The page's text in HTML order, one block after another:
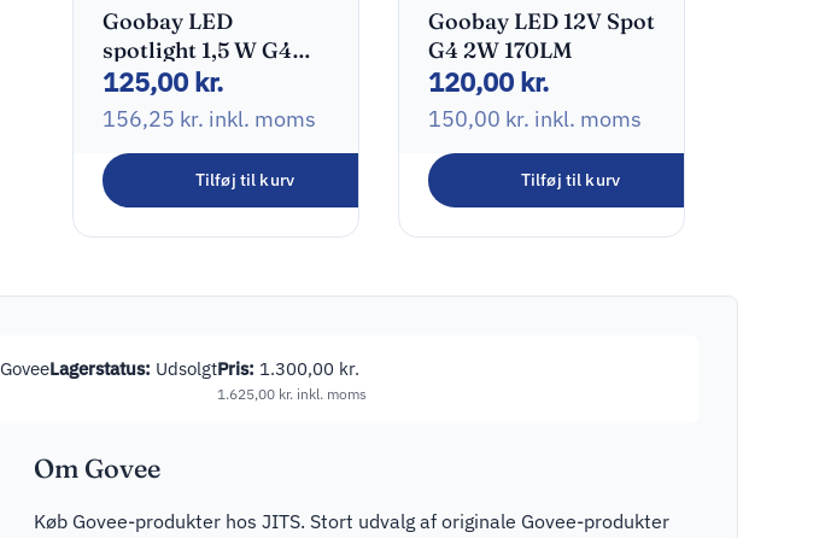
Goobay LED
spotlight 1,5 W G4
120 lumen
125,00 kr.
156,25 kr. inkl. moms
Tilføj til kurv
Goobay LED 12V Spot
G4 2W 170LM
120,00 kr.
150,00 kr. inkl. moms
Tilføj til kurv
GoveeLagerstatus: UdsolgtPris: 1.300,00 kr.
1.625,00 kr. inkl. moms
Om Govee
Køb Govee-produkter hos JITS. Stort udvalg af originale Govee-produkter